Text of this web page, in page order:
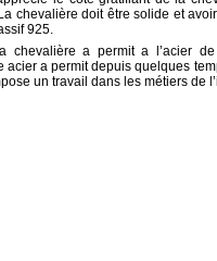
chevalière doit être solide et
925.
chevalière a permit a l’acier
acier a permit depuis quelques
un travail dans les métiers de